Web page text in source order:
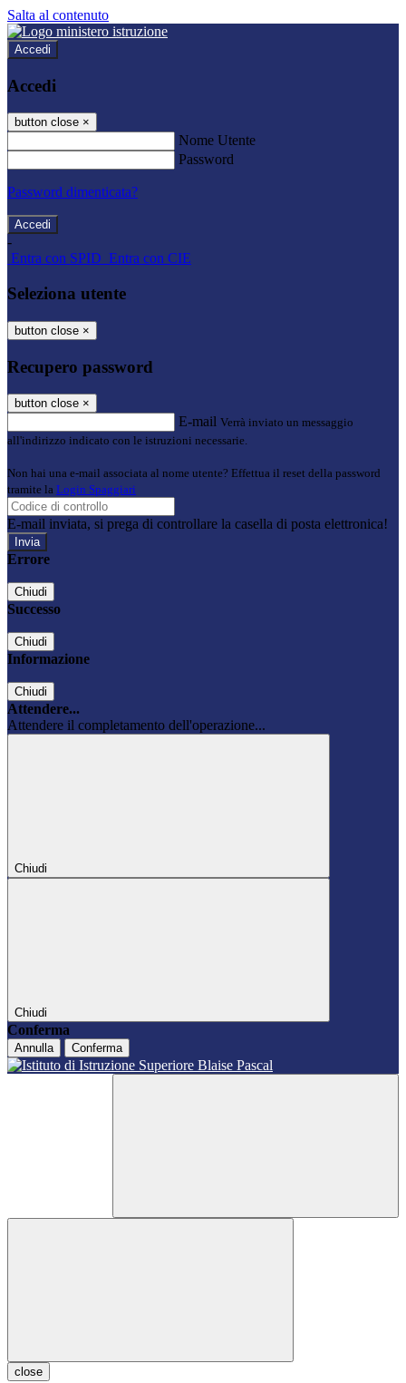
Salta al contenuto
Accedi
Accedi
button close ×
Nome Utente
Password
Password dimenticata?
-
Entra con SPID Entra con CIE
Seleziona utente
button close ×
Recupero password
button close ×
E-mail Verrà inviato un messaggio
all'indirizzo indicato con le istruzioni necessarie.
Non hai una e-mail associata al nome utente? Effettua il reset della password
tramite la Login Spaggiari
E-mail inviata, si prega di controllare la casella di posta elettronica!
Errore
Chiudi
Successo
Chiudi
Informazione
Chiudi
Attendere...
Attendere il completamento dell'operazione...
Chiudi
Chiudi
Conferma
Annulla Conferma
close